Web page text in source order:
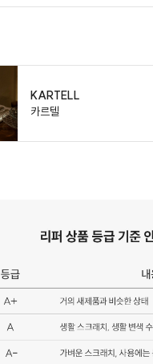
KARTELL
카르텔